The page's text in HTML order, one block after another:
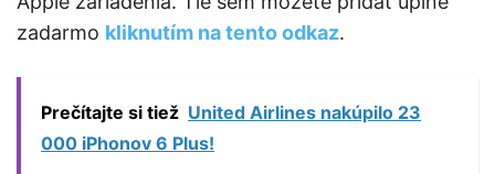
zadarmo kliknutím na tento odkaz.
Prečítajte si tiež United Airlines nakúpilo 23
000 iPhonov 6 Plus!